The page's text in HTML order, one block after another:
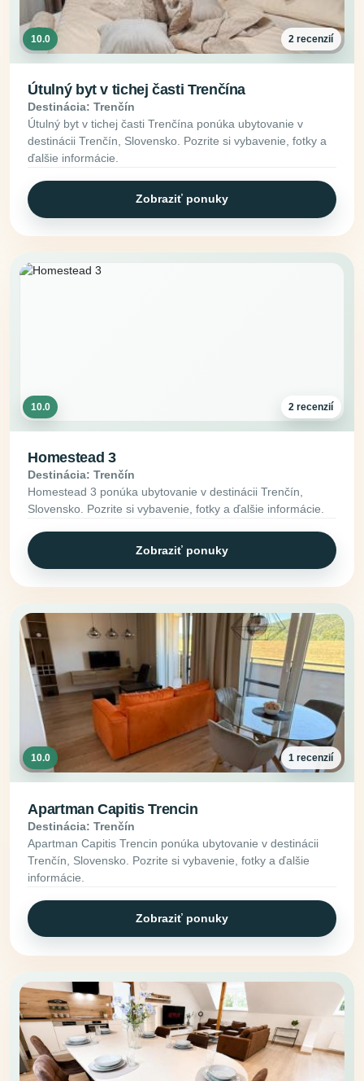
10.0 2 recenzií
Útulný byt v tichej časti Trenčína
Destinácia: Trenčín
Útulný byt v tichej časti Trenčína ponúka ubytovanie v
destinácii Trenčín, Slovensko. Pozrite si vybavenie, fotky a
ďalšie informácie.
Zobraziť ponuky
10.0 2 recenzií
Homestead 3
Destinácia: Trenčín
Homestead 3 ponúka ubytovanie v destinácii Trenčín,
Slovensko. Pozrite si vybavenie, fotky a ďalšie informácie.
Zobraziť ponuky
10.0 1 recenzií
Apartman Capitis Trencin
Destinácia: Trenčín
Apartman Capitis Trencin ponúka ubytovanie v destinácii
Trenčín, Slovensko. Pozrite si vybavenie, fotky a ďalšie
informácie.
Zobraziť ponuky